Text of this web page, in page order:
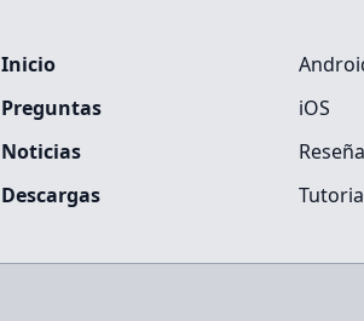
Inicio
Preguntas
Noticias
Descargas
iOS